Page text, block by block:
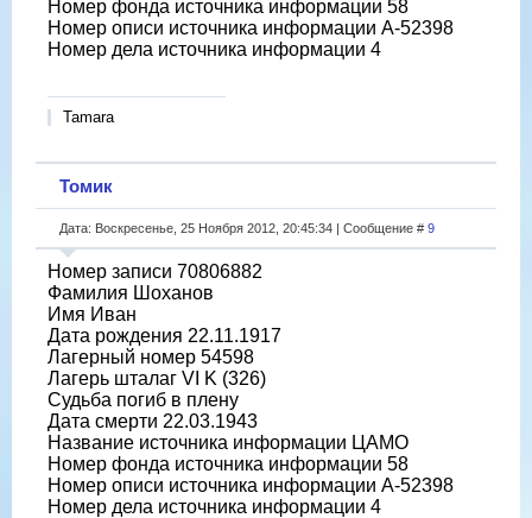
Номер фонда источника информации 58
Номер описи источника информации A-52398
Номер дела источника информации 4
Tamara
Томик
Дата: Воскресенье, 25 Ноября 2012, 20:45:34 | Сообщение # 9
Номер записи 70806882
Фамилия Шоханов
Имя Иван
Дата рождения 22.11.1917
Лагерный номер 54598
Лагерь шталаг VI K (326)
Судьба погиб в плену
Дата смерти 22.03.1943
Название источника информации ЦАМО
Номер фонда источника информации 58
Номер описи источника информации A-52398
Номер дела источника информации 4